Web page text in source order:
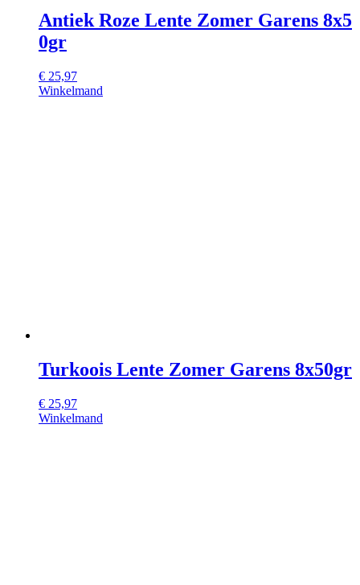
Antiek Roze Lente Zomer Garens 8x5
0gr
€ 25,97
Winkelmand
Turkoois Lente Zomer Garens 8x50gr
€ 25,97
Winkelmand